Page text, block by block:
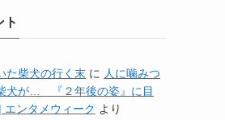
ト
た柴犬の行く末 に 人に噛みつ
犬が… 『２年後の姿』に目
エンタメウィーク より